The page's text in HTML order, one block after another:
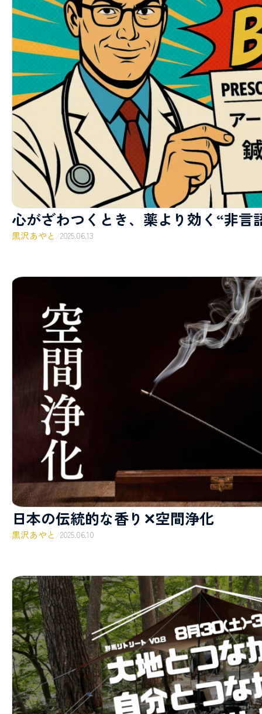
心がざわつくとき、薬より効く“非言
黒沢あやと 2025.06.13
日本の伝統的な香り✕空間浄化
黒沢あやと 2025.06.10